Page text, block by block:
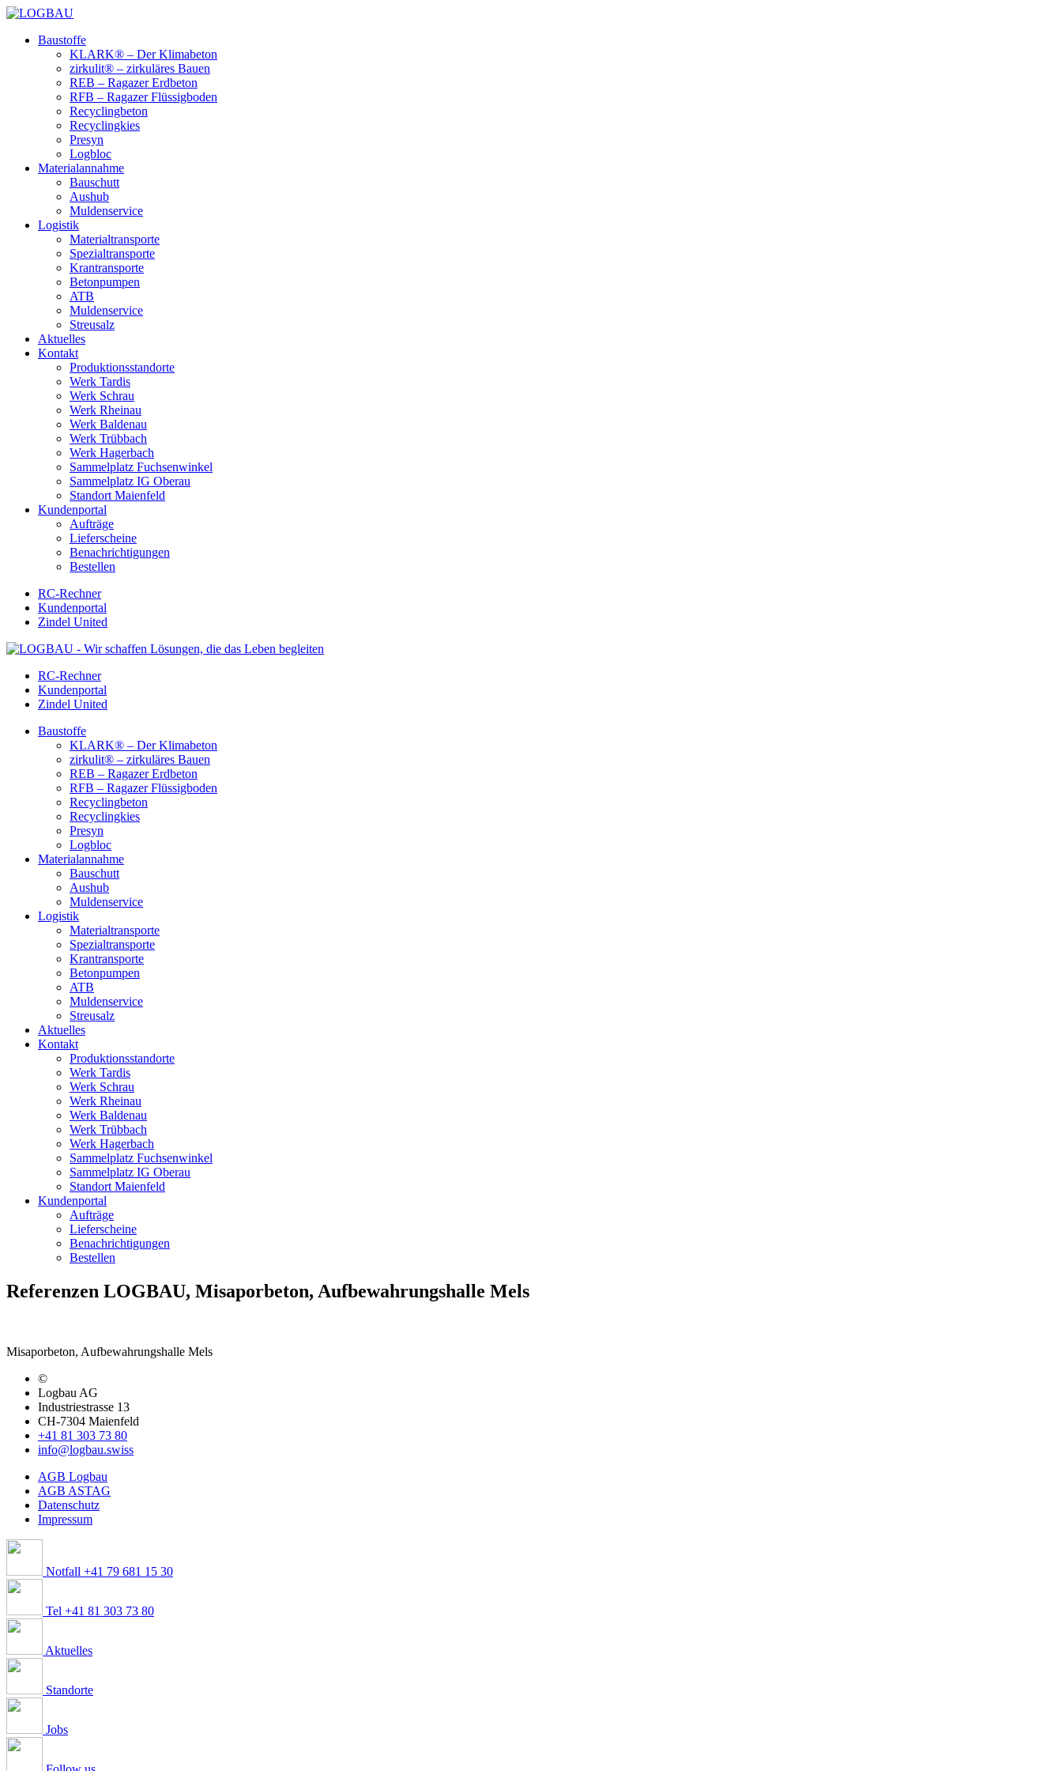
Baustoffe
KLARK® – Der Klimabeton
zirkulit® – zirkuläres Bauen
REB – Ragazer Erdbeton
RFB – Ragazer Flüssigboden
Recyclingbeton
Recyclingkies
Presyn
Logbloc
Materialannahme
Bauschutt
Aushub
Muldenservice
Logistik
Materialtransporte
Spezialtransporte
Krantransporte
Betonpumpen
ATB
Muldenservice
Streusalz
Aktuelles
Kontakt
Produktionsstandorte
Werk Tardis
Werk Schrau
Werk Rheinau
Werk Baldenau
Werk Trübbach
Werk Hagerbach
Sammelplatz Fuchsenwinkel
Sammelplatz IG Oberau
Standort Maienfeld
Kundenportal
Aufträge
Lieferscheine
Benachrichtigungen
Bestellen
RC-Rechner
Kundenportal
Zindel United
RC-Rechner
Kundenportal
Zindel United
Baustoffe
KLARK® – Der Klimabeton
zirkulit® – zirkuläres Bauen
REB – Ragazer Erdbeton
RFB – Ragazer Flüssigboden
Recyclingbeton
Recyclingkies
Presyn
Logbloc
Materialannahme
Bauschutt
Aushub
Muldenservice
Logistik
Materialtransporte
Spezialtransporte
Krantransporte
Betonpumpen
ATB
Muldenservice
Streusalz
Aktuelles
Kontakt
Produktionsstandorte
Werk Tardis
Werk Schrau
Werk Rheinau
Werk Baldenau
Werk Trübbach
Werk Hagerbach
Sammelplatz Fuchsenwinkel
Sammelplatz IG Oberau
Standort Maienfeld
Kundenportal
Aufträge
Lieferscheine
Benachrichtigungen
Bestellen
Referenzen LOGBAU, Misaporbeton, Aufbewahrungshalle Mels
Misaporbeton, Aufbewahrungshalle Mels
©
Logbau AG
Industriestrasse 13
CH-7304 Maienfeld
+41 81 303 73 80
info@logbau.swiss
AGB Logbau
AGB ASTAG
Datenschutz
Impressum
Notfall +41 79 681 15 30
Tel +41 81 303 73 80
Aktuelles
Standorte
Jobs